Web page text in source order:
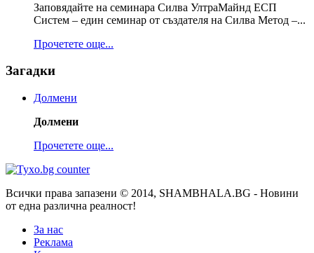
Заповядайте на семинара Силва УлтраМайнд ЕСП
Систем – един семинар от създателя на Силва Метод –...
Прочетете още...
Загадки
Долмени
Долмени
Прочетете още...
Всички права запазени © 2014, SHAMBHALA.BG - Новини
от една различна реалност!
За нас
Реклама